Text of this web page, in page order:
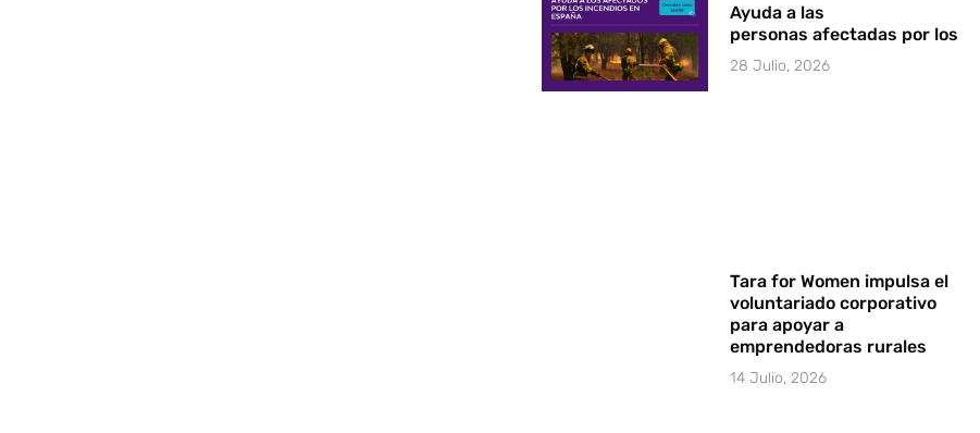
Ayuda a las
personas afectadas por los
28 Julio, 2026
Tara for Women impulsa el
voluntariado corporativo
para apoyar a
emprendedoras rurales
14 Julio, 2026